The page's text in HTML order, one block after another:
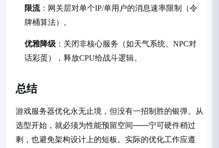
限流：网关层对单个IP/单用户的消息速率限制（令
牌桶算法）。
优雅降级 ：关闭非核心服务（如天气系统、NPC对
话彩蛋），释放CPU给战斗逻辑。
总结
游戏服务器优化永无止境，但没有一招制胜的银弹。从
选型开始，就必须为性能预留空间——宁可硬件稍过
剩，也避免架构设计上的短板。实际的优化工作应遵